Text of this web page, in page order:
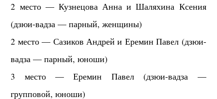
2 место — Кузнецова Анна и Шаляхина Ксения
(дзюи-вадза — парный, женщины)
2 место — Сазиков Андрей и Еремин Павел (дзюи-
вадза — парный, юноши)
3 место — Еремин Павел (дзюи-вадза —
групповой, юноши)